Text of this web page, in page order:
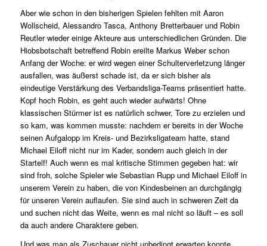
Aber wie schon in den bisherigen Spielen fehlten mit Aaron
Wollscheid, Alessandro Tasca, Anthony Bretterbauer und Robin
Reutler wieder einige Akteure aus unterschiedlichen Gründen. Die
Hiobsbotschaft betreffend Robin ereilte Markus Weber schon
Anfang der Woche: er wird wegen einer Schulterverletzung länger
ausfallen, was äußerst schade ist, da er sich bisher als
eindeutige Verstärkung des Verbandsliga-Teams präsentiert hatte.
Kopf hoch Robin, es geht auch wieder aufwärts! Ohne
klassischen Stürmer ist es natürlich schwer, Tore zu erzielen und
so kam, was kommen musste: nachdem er bereits in der Woche
seinen Aufgalopp im Kreis- und Bezirksligateam hatte, stand
Michael Eiloff nicht nur im Kader, sondern auch gleich in der
Startelf! Auch wenn es mal kritische Stimmen gegeben hat: wir
sind froh, solche Spieler wie Sebastian Rupp und Michael Eiloff in
unserem Verein zu haben, die von Kindesbeinen an durchgängig
für unseren Verein auflaufen. Sie sind auch in schweren Zeit da
und suchen nicht das Weite, wenn es mal nicht so läuft – es soll
da auch andere Charaktere geben.